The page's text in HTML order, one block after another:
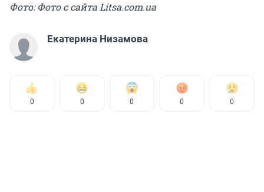
Фото: Фото с сайта Litsa.com.ua
Екатерина Низамова
0 0 0 0 0